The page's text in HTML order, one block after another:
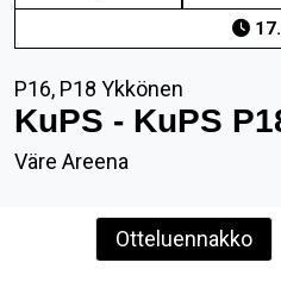
P16, P18 Ykkönen
KuPS - KuPS
Väre Areena
Otteluennakko